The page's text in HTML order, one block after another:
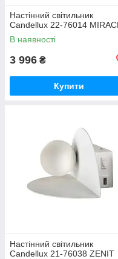
Настінний світильник
Candellux 22-76014
В наявності
3 996 ₴
Купити
Настінний світильник
Candellux 21-76038 ZENIT